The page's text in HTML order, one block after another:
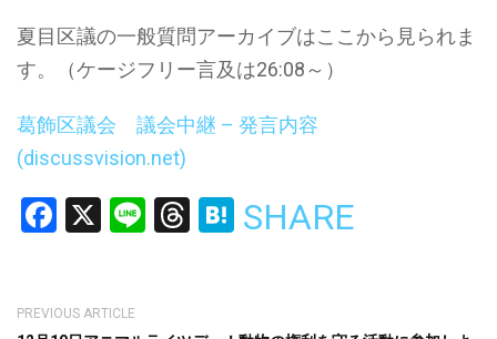
夏目区議の一般質問アーカイブはここから見られま
す。（ケージフリー言及は26:08～）
葛飾区議会 議会中継 – 発言内容
(discussvision.net)
Facebook
X LineThreads
Hatena
SHARE
PREVIOUS ARTICLE